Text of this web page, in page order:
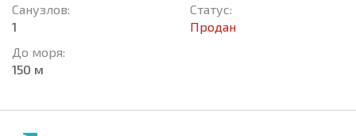
Санузлов:
1
До моря:
150 м
Статус:
Продан